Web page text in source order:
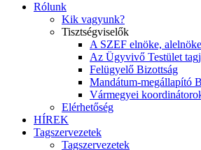
Rólunk
Kik vagyunk?
Tisztségviselők
A SZEF elnöke,
Az Ügyvivő Testület
Felügyelő Bizottság
Mandátum-megállapító
Vármegyei
Elérhetőség
HÍREK
Tagszervezetek
Tagszervezetek